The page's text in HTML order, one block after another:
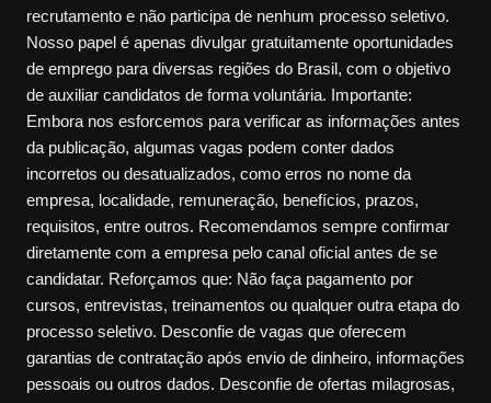
recrutamento e não participa de nenhum processo seletivo.
Nosso papel é apenas divulgar gratuitamente oportunidades
de emprego para diversas regiões do Brasil, com o objetivo
de auxiliar candidatos de forma voluntária. Importante:
Embora nos esforcemos para verificar as informações antes
da publicação, algumas vagas podem conter dados
incorretos ou desatualizados, como erros no nome da
empresa, localidade, remuneração, benefícios, prazos,
requisitos, entre outros. Recomendamos sempre confirmar
diretamente com a empresa pelo canal oficial antes de se
candidatar. Reforçamos que: Não faça pagamento por
cursos, entrevistas, treinamentos ou qualquer outra etapa do
processo seletivo. Desconfie de vagas que oferecem
garantias de contratação após envio de dinheiro, informações
pessoais ou outros dados. Desconfie de ofertas milagrosas,